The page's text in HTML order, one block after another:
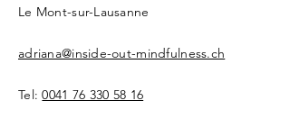
Le Mont-sur-Lausanne
adriana@inside-out-mindfulness.ch
Tel:0041 76 330 58 16